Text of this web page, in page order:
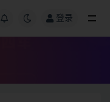
登录